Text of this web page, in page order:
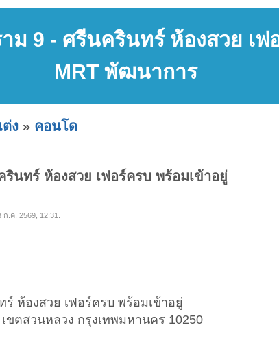
ม 9 - ศรีนครินทร์ ห้องสวย เฟ
MRT พัฒนาการ
ง » คอนโด
นทร์ ห้องสวย เฟอร์ครบ พร้อมเข้าอยู่
.ค. 2569, 12:31.
ห้องสวย เฟอร์ครบ พร้อมเข้าอยู่
ตสวนหลวง กรุงเทพมหานคร 10250